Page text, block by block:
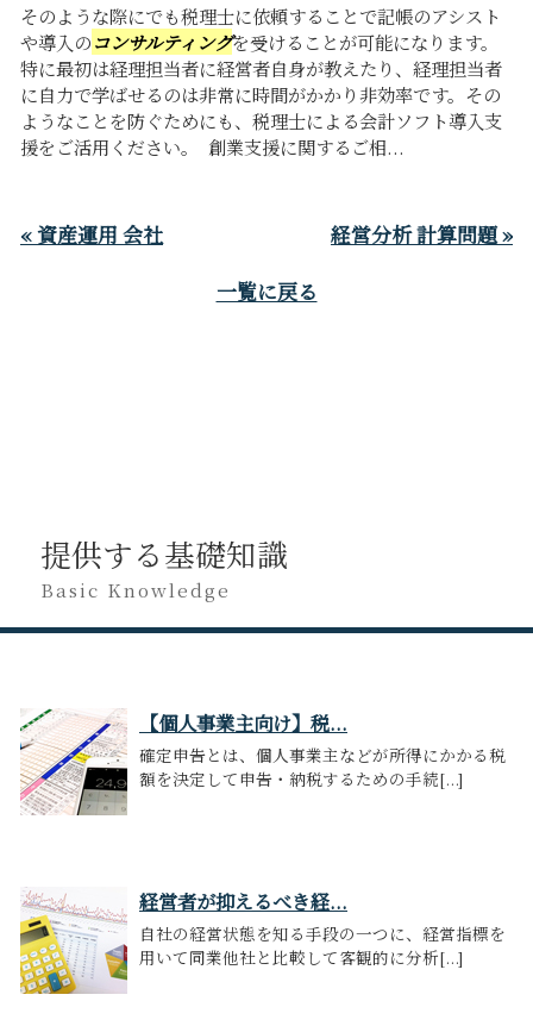
そのような際にでも税理士に依頼することで記帳のアシスト
や導入のコンサルティングを受けることが可能になります。
特に最初は経理担当者に経営者自身が教えたり、経理担当者
に自力で学ばせるのは非常に時間がかかり非効率です。その
ようなことを防ぐためにも、税理士による会計ソフト導入支
援をご活用ください。 創業支援に関するご相...
« 資産運用 会社
経営分析 計算問題 »
一覧に戻る
提供する基礎知識
Basic Knowledge
【個人事業主向け】税...
確定申告とは、個人事業主などが所得にかかる税
額を決定して申告・納税するための手続[...]
経営者が抑えるべき経...
自社の経営状態を知る手段の一つに、経営指標を
用いて同業他社と比較して客観的に分析[...]